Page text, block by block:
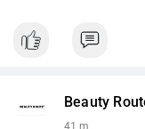
Beauty
41 m